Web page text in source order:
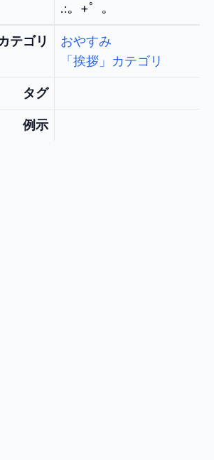
.:。+゜。
テゴリ
おやすみ
「挨拶」カテゴリ
タグ
例示